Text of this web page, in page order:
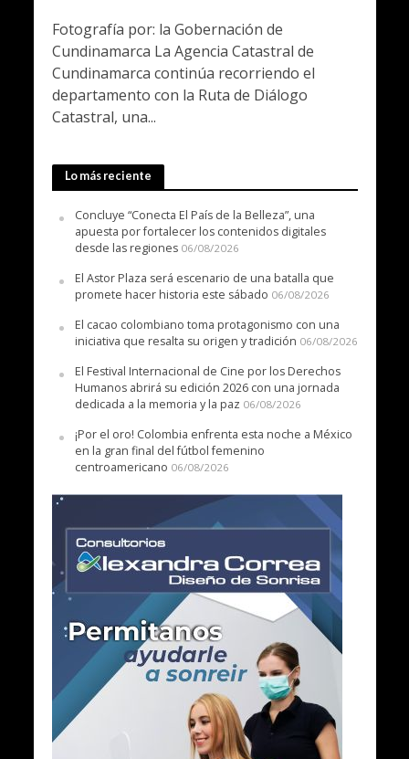
Fotografía por: la Gobernación de
Cundinamarca La Agencia Catastral de
Cundinamarca continúa recorriendo el
departamento con la Ruta de Diálogo
Catastral, una...
Lo más reciente
Concluye “Conecta El País de la Belleza”, una
apuesta por fortalecer los contenidos digitales
desde las regiones 06/08/2026
El Astor Plaza será escenario de una batalla que
promete hacer historia este sábado 06/08/2026
El cacao colombiano toma protagonismo con una
iniciativa que resalta su origen y tradición 06/08/2026
El Festival Internacional de Cine por los Derechos
Humanos abrirá su edición 2026 con una jornada
dedicada a la memoria y la paz 06/08/2026
¡Por el oro! Colombia enfrenta esta noche a México
en la gran final del fútbol femenino
centroamericano 06/08/2026